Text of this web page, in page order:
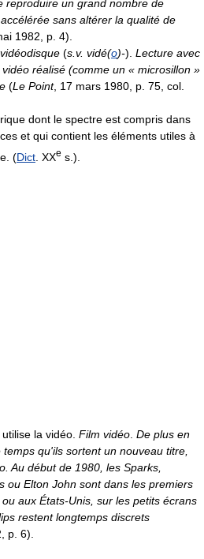
reproduire un grand nombre de
sans altérer la qualité de
1982, p. 4).
vidéodisque (s.v. vidé(o)-). Lecture avec
réalisé (comme un « microsillon »
(Le Point, 17 mars 1980, p. 75, col.
dont le spectre est compris dans
et qui contient les éléments utiles à
(Dict . XXe s.).
la vidéo. Film vidéo De plus en
qu'ils sortent un nouveau titre,
Au début de 1980, les Sparks,
ou Elton John sont dans les premiers
aux États-Unis, sur les petits écrans
restent longtemps discrets
p. 6).